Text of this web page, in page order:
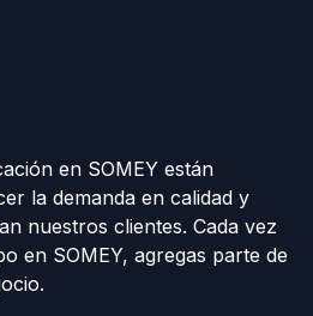
en SOMEY están
la demanda en calidad y
nuestros clientes. Cada vez
en SOMEY, agregas parte de